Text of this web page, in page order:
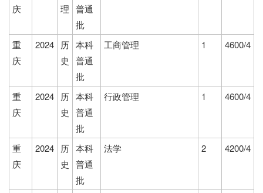
庆
理 普通
批
重
庆
2024 历
史
本科
普通
批
工商管理 1 4600/4
重
庆
2024 历
史
本科
普通
批
行政管理 1 4600/4
重
庆
2024 历
史
本科
普通
批
法学 2 4200/4